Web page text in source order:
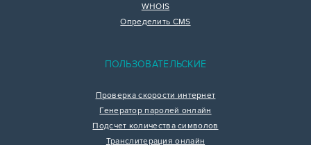
WHOIS
Определить CMS
ПОЛЬЗОВАТЕЛЬСКИЕ
Проверка скорости интернет
Генератор паролей онлайн
Подсчет количества символов
Транслитерация онлайн